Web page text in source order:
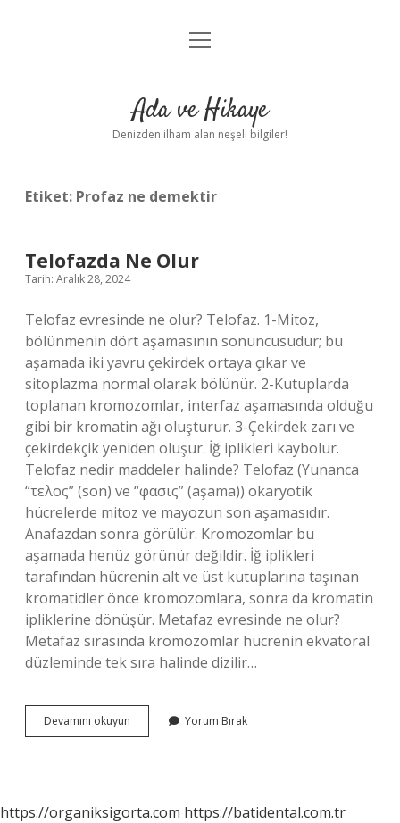
Anasayfa
Yasal Uyarı
menüyü
Ada ve Hikaye
Denizden ilham alan neşeli bilgiler!
Etiket: Profaz ne demektir
Telofazda Ne Olur
Tarih: Aralık 28, 2024
Telofaz evresinde ne olur? Telofaz. 1-Mitoz,
bölünmenin dört aşamasının sonuncusudur; bu
aşamada iki yavru çekirdek ortaya çıkar ve
sitoplazma normal olarak bölünür. 2-Kutuplarda
toplanan kromozomlar, interfaz aşamasında olduğu
gibi bir kromatin ağı oluşturur. 3-Çekirdek zarı ve
çekirdekçik yeniden oluşur. İğ iplikleri kaybolur.
Telofaz nedir maddeler halinde? Telofaz (Yunanca
“τελος” (son) ve “φασις” (aşama)) ökaryotik
hücrelerde mitoz ve mayozun son aşamasıdır.
Anafazdan sonra görülür. Kromozomlar bu
aşamada henüz görünür değildir. İğ iplikleri
tarafından hücrenin alt ve üst kutuplarına taşınan
kromatidler önce kromozomlara, sonra da kromatin
ipliklerine dönüşür. Metafaz evresinde ne olur?
Metafaz sırasında kromozomlar hücrenin ekvatoral
düzleminde tek sıra halinde dizilir…
Devamını okuyun Telofazda
Ne
Yorum Bırak
https://organiksigorta.com https://batidental.com.tr